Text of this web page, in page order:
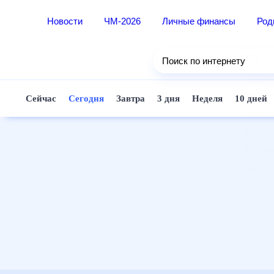
Новости ЧМ-2026 Личные финансы
Поиск по интернету
Сейчас Сегодня Завтра 3 дня Неделя 10